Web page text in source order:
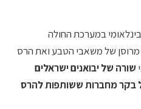
במערכת החולה
מרוסן של משאבי הטבע ואת הרס
שורה של יבואנים ישראלים
בקר מחברות ששותפות להרס